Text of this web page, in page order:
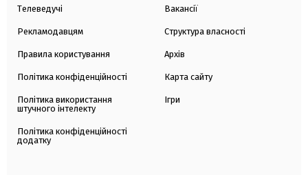
Телеведучі
Рекламодавцям
Правила користування
Політика конфіденційності
Політика використання
штучного інтелекту
Політика конфіденційності
додатку
Вакансії
Структура власності
Архів
Карта сайту
Ігри